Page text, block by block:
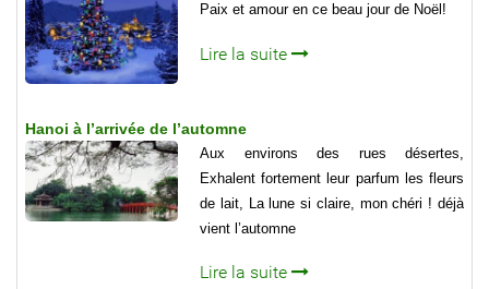
Paix et amour en ce beau jour de Noël!
Lire la suite
Hanoi à l’arrivée de l’automne
Aux environs des rues désertes,
Exhalent fortement leur parfum les fleurs
de lait, La lune si claire, mon chéri ! déjà
vient l’automne
Lire la suite